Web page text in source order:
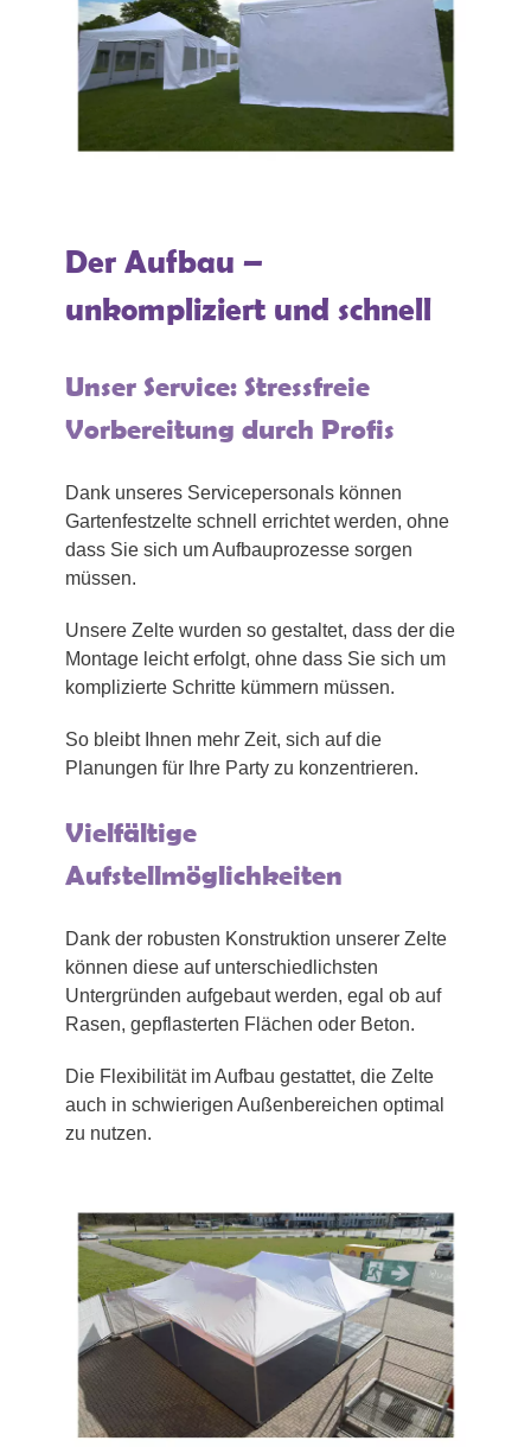
Der Aufbau –
unkompliziert und schnell
Unser Service: Stressfreie
Vorbereitung durch Profis
Dank unseres Servicepersonals können
Gartenfestzelte schnell errichtet werden, ohne
dass Sie sich um Aufbauprozesse sorgen
müssen.
Unsere Zelte wurden so gestaltet, dass der die
Montage leicht erfolgt, ohne dass Sie sich um
komplizierte Schritte kümmern müssen.
So bleibt Ihnen mehr Zeit, sich auf die
Planungen für Ihre Party zu konzentrieren.
Vielfältige
Aufstellmöglichkeiten
Dank der robusten Konstruktion unserer Zelte
können diese auf unterschiedlichsten
Untergründen aufgebaut werden, egal ob auf
Rasen, gepflasterten Flächen oder Beton.
Die Flexibilität im Aufbau gestattet, die Zelte
auch in schwierigen Außenbereichen optimal
zu nutzen.